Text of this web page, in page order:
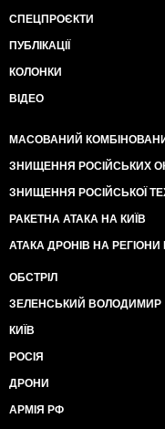
СПЕЦПРОЄКТИ
ПУБЛІКАЦІЇ
КОЛОНКИ
ВІДЕО
МАСОВАНИЙ
ЗНИЩЕННЯ РОСІЙСЬКИХ
ЗНИЩЕННЯ РОСІЙСЬКОЇ
РАКЕТНА АТАКА НА КИЇВ
АТАКА ДРОНІВ НА РЕГІОНИ
ОБСТРІЛ
ЗЕЛЕНСЬКИЙ ВОЛОДИМИР
КИЇВ
РОСІЯ
ДРОНИ
АРМІЯ РФ